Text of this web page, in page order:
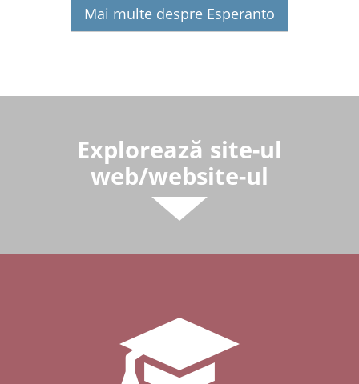
Mai multe despre Esperanto
Explorează site-ul
web/website-ul